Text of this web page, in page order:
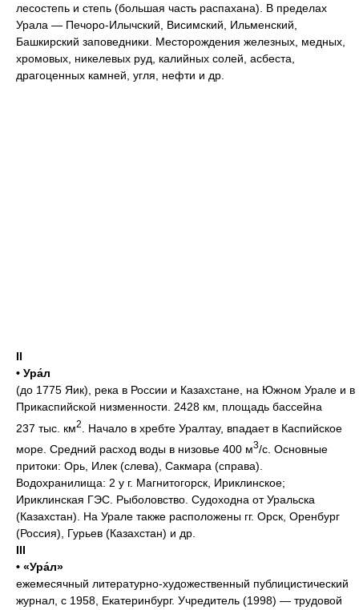
лесостепь и степь (большая часть распахана). В пределах
Урала — Печоро-Илычский, Висимский, Ильменский,
Башкирский заповедники. Месторождения железных, медных,
хромовых, никелевых руд, калийных солей, асбеста,
драгоценных камней, угля, нефти и др.
II
• Ура́л
(до 1775 Яик), река в России и Казахстане, на Южном Урале и в
Прикаспийской низменности. 2428 км, площадь бассейна
237 тыс. км2
. Начало в хребте Уралтау, впадает в Каспийское
море. Средний расход воды в низовье 400 м3/с. Основные
притоки: Орь, Илек (слева), Сакмара (справа).
Водохранилища: 2 у г. Магнитогорск, Ириклинское;
Ириклинская ГЭС. Рыболовство. Судоходна от Уральска
(Казахстан). На Урале также расположены гг. Орск, Оренбург
(Россия), Гурьев (Казахстан) и др.
III
• «Ура́л»
ежемесячный литературно-художественный публицистический
журнал, с 1958, Екатеринбург. Учредитель (1998) — трудовой